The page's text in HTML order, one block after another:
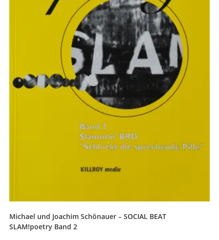
Michael und Joachim Schönauer – SOCIAL BEAT
SLAM!poetry Band 2